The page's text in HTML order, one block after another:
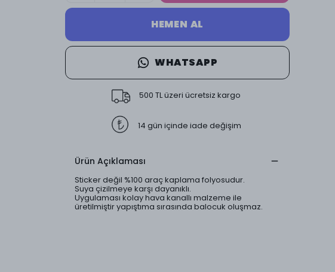
HEMEN AL
WHATSAPP
500 TL üzeri ücretsiz kargo
14 gün içinde iade değişim
Ürün Açıklaması
Sticker değil %100 araç kaplama folyosudur.
Suya çizilmeye karşı dayanıklı.
Uygulaması kolay hava kanallı malzeme ile
üretilmiştir yapıştıma sırasında balocuk oluşmaz.